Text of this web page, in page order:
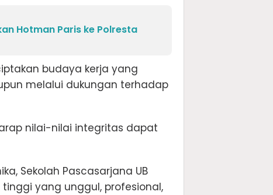
Hotman Paris ke Polresta
budaya kerja yang
melalui dukungan terhadap
nilai-nilai integritas dapat
Sekolah Pascasarjana UB
yang unggul, profesional,